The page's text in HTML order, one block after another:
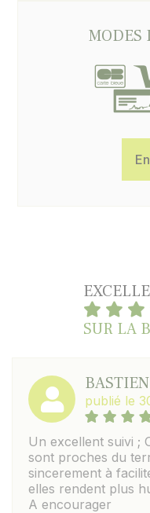
MODES
SUR LA
publié le
Un excellent suivi ;
sont proches du
sincerement à
elles rendent plus
A encourager